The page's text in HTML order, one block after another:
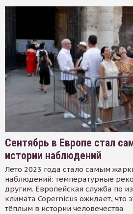
Сентябрь в Европе стал
истории наблюдений
Лето 2023 года стало самым
наблюдений: температурные
другим. Европейская служба по
климата Copernicus ожидает, что
тёплым в истории человечества